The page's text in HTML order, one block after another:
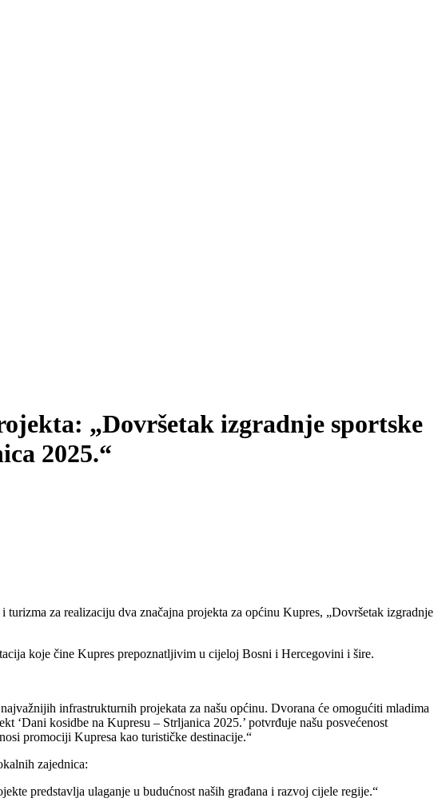
„Dovršetak izgradnje sportske
2025.“
za realizaciju dva značajna projekta za općinu Kupres, „Dovršetak izgradnje
koje čine Kupres prepoznatljivim u cijeloj Bosni i Hercegovini i šire.
infrastrukturnih projekata za našu općinu. Dvorana će omogućiti mladima
‘Dani kosidbe na Kupresu – Strljanica 2025.’ potvrđuje našu posvećenost
promociji Kupresa kao turističke destinacije.“
zajednica:
predstavlja ulaganje u budućnost naših građana i razvoj cijele regije.“